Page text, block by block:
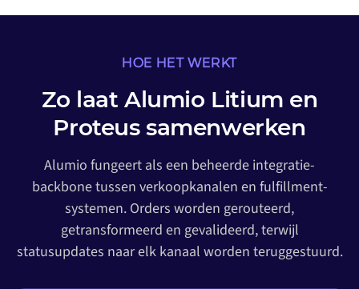
HOE HET WERKT
Zo laat Alumio Litium en
Proteus samenwerken
Alumio fungeert als een beheerde integratie-
backbone tussen verkoopkanalen en fulfillment-
systemen. Orders worden gerouteerd,
getransformeerd en gevalideerd, terwijl
statusupdates naar elk kanaal worden teruggestuurd.